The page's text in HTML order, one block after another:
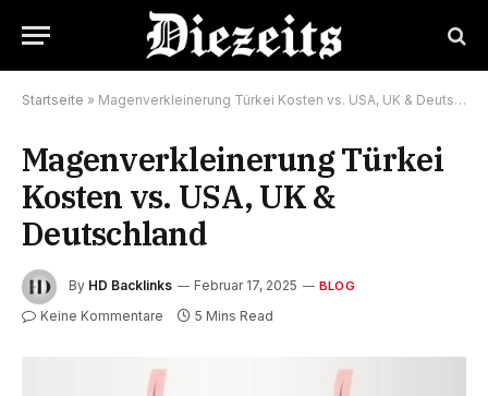
Startseite » Magenverkleinerung Türkei Kosten vs. USA, UK & Deutschland
Magenverkleinerung Türkei
Kosten vs. USA, UK &
Deutschland
By HD Backlinks Februar 17, 2025 BLOG
Keine Kommentare 5 Mins Read